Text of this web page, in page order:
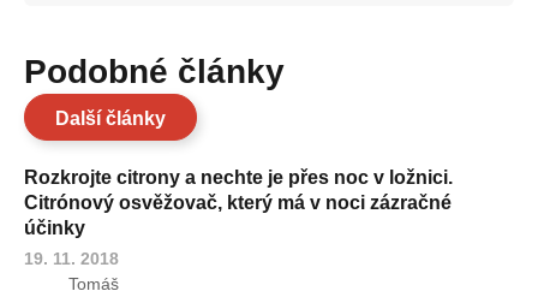
Podobné články
Další články
Rozkrojte citrony a nechte je přes noc v ložnici.
Citrónový osvěžovač, který má v noci zázračné
účinky
19. 11. 2018
Tomáš